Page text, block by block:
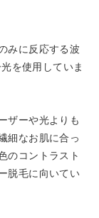
みに反応する波
を使用していま
ザーや光よりも
細なお肌に合っ
のコントラスト
脱毛に向いてい